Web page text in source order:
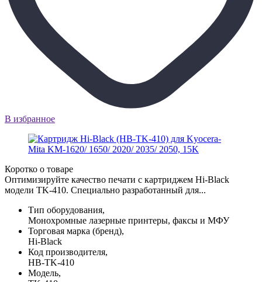
В избранное
Коротко о товаре
Оптимизируйте качество печати с картриджем Hi-Black
модели TK-410. Специально разработанный для...
Тип оборудования,
Монохромные лазерные принтеры, факсы и МФУ
Торговая марка (бренд),
Hi-Black
Код производителя,
HB-TK-410
Модель,